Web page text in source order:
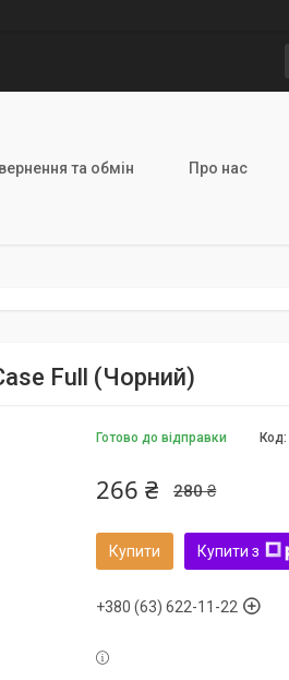
та обмін Про нас
Full (Чорний)
Готово до відправки Код:
280 ₴
266 ₴
Купити Купити з
+380 (63) 622-11-22